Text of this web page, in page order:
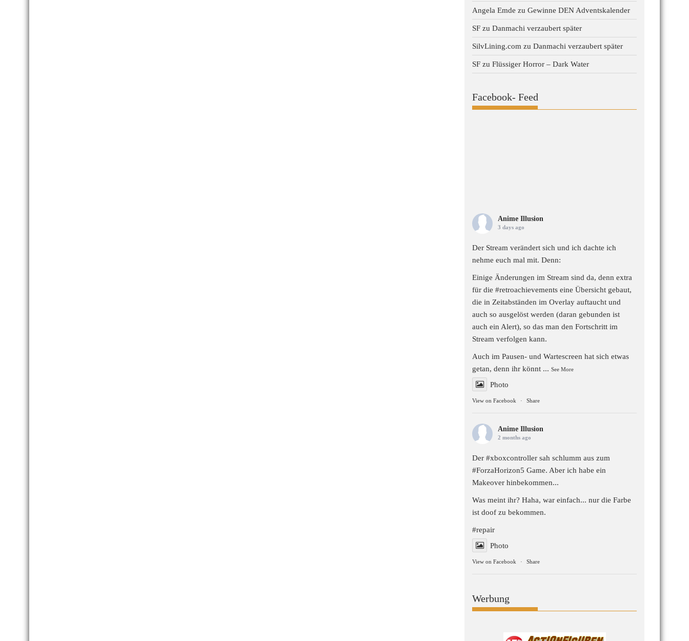
Angela Emde zu Gewinne DEN Adventskalender
SF zu Danmachi verzaubert später
SilvLining.com zu Danmachi verzaubert später
SF zu Flüssiger Horror – Dark Water
Facebook- Feed
Anime Illusion
3 days ago
Der Stream verändert sich und ich dachte ich
nehme euch mal mit. Denn:
Einige Änderungen im Stream sind da, denn extra
für die #retroachievements eine Übersicht gebaut,
die in Zeitabständen im Overlay auftaucht und
auch so ausgelöst werden (daran gebunden ist
auch ein Alert), so das man den Fortschritt im
Stream verfolgen kann.
Auch im Pausen- und Wartescreen hat sich etwas
getan, denn ihr könnt ... See More
Photo
View on Facebook · Share
Anime Illusion
2 months ago
Der #xboxcontroller sah schlumm aus zum
#ForzaHorizon5 Game. Aber ich habe ein
Makeover hinbekommen...
Was meint ihr? Haha, war einfach... nur die Farbe
ist doof zu bekommen.
#repair
Photo
View on Facebook · Share
Werbung